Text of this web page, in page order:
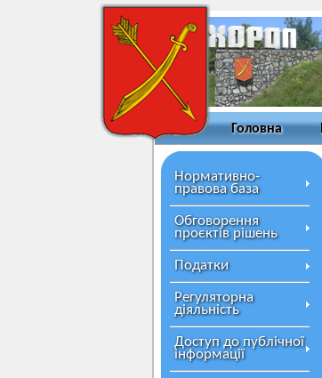
Головна
Нормативно-
правова база
Обговорення
проєктів рішень
Податки
Регуляторна
діяльність
Доступ до публічної
інформації